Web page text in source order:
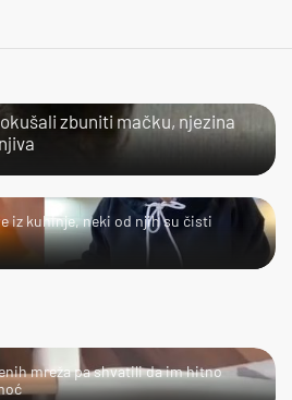
zbuniti mačku, njezina
iz kuhinje, neki od njih su čisti
mreža pa shvatili da im hitno